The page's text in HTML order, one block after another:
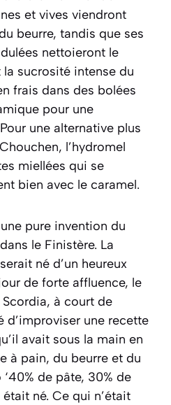
et vives viendront
beurre, tandis que ses
nettoieront le
sucrosité intense du
frais dans des bolées
pour une
une alternative plus
Chouchen, l’hydromel
miellées qui se
bien avec le caramel.
pure invention du
le Finistère. La
né d’un heureux
de forte affluence, le
à court de
d’improviser une recette
avait sous la main en
à pain, du beurre et du
de pâte, 30% de
était né. Ce qui n’était